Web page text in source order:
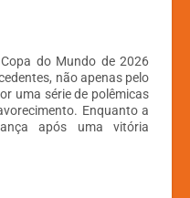
do Mundo de 2026
não apenas pelo
uma série de polêmicas
Enquanto a
após uma vitória